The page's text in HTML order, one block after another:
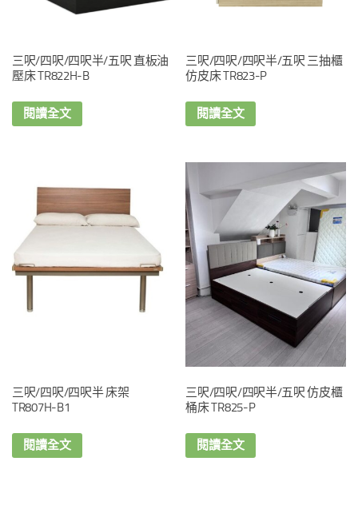
三呎/四呎/四呎半/五呎 直板油
壓床 TR822H-B
閱讀全文
三呎/四呎/四呎半/五呎 三抽櫃
仿皮床 TR823-P
閱讀全文
三呎/四呎/四呎半 床架
TR807H-B1
閱讀全文
三呎/四呎/四呎半/五呎 仿皮櫃
桶床 TR825-P
閱讀全文